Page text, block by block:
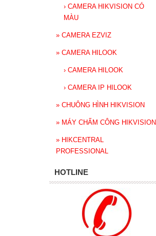
› CAMERA HIKVISION CÓ
MÀU
» CAMERA EZVIZ
» CAMERA HILOOK
› CAMERA HILOOK
› CAMERA IP HILOOK
» CHUÔNG HÌNH HIKVISION
» MÁY CHẤM CÔNG HIKVISION
» HIKCENTRAL
PROFESSIONAL
HOTLINE